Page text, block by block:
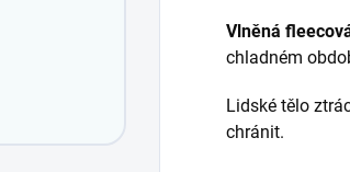
Vlněná
chladném
Lidské tělo
chránit.